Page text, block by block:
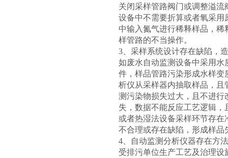
关闭采样管路阀门或调整溢
设备中不需要折算或者氧采
中输入氮气进行稀释样品，
样管路的不当操作。
3、采样系统设计存在缺陷，
如废水自动监测设备中采用
件，样品管路污染形成水样
析仪从采样器内抽取样品，
测污染物损失过大，且不进
失，数据不能反应工艺逻辑
或者热湿法设备采样环节存
不合理或存在缺陷，形成样品
4、自动监测分析仪器存在方
受排污单位生产工艺及治理